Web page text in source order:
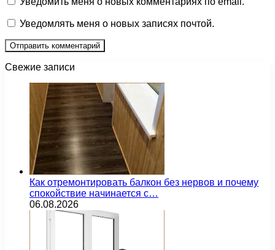
Уведомлять меня о новых записях почтой.
Свежие записи
Как отремонтировать балкон без нервов и почему
спокойствие начинается с…
06.08.2026